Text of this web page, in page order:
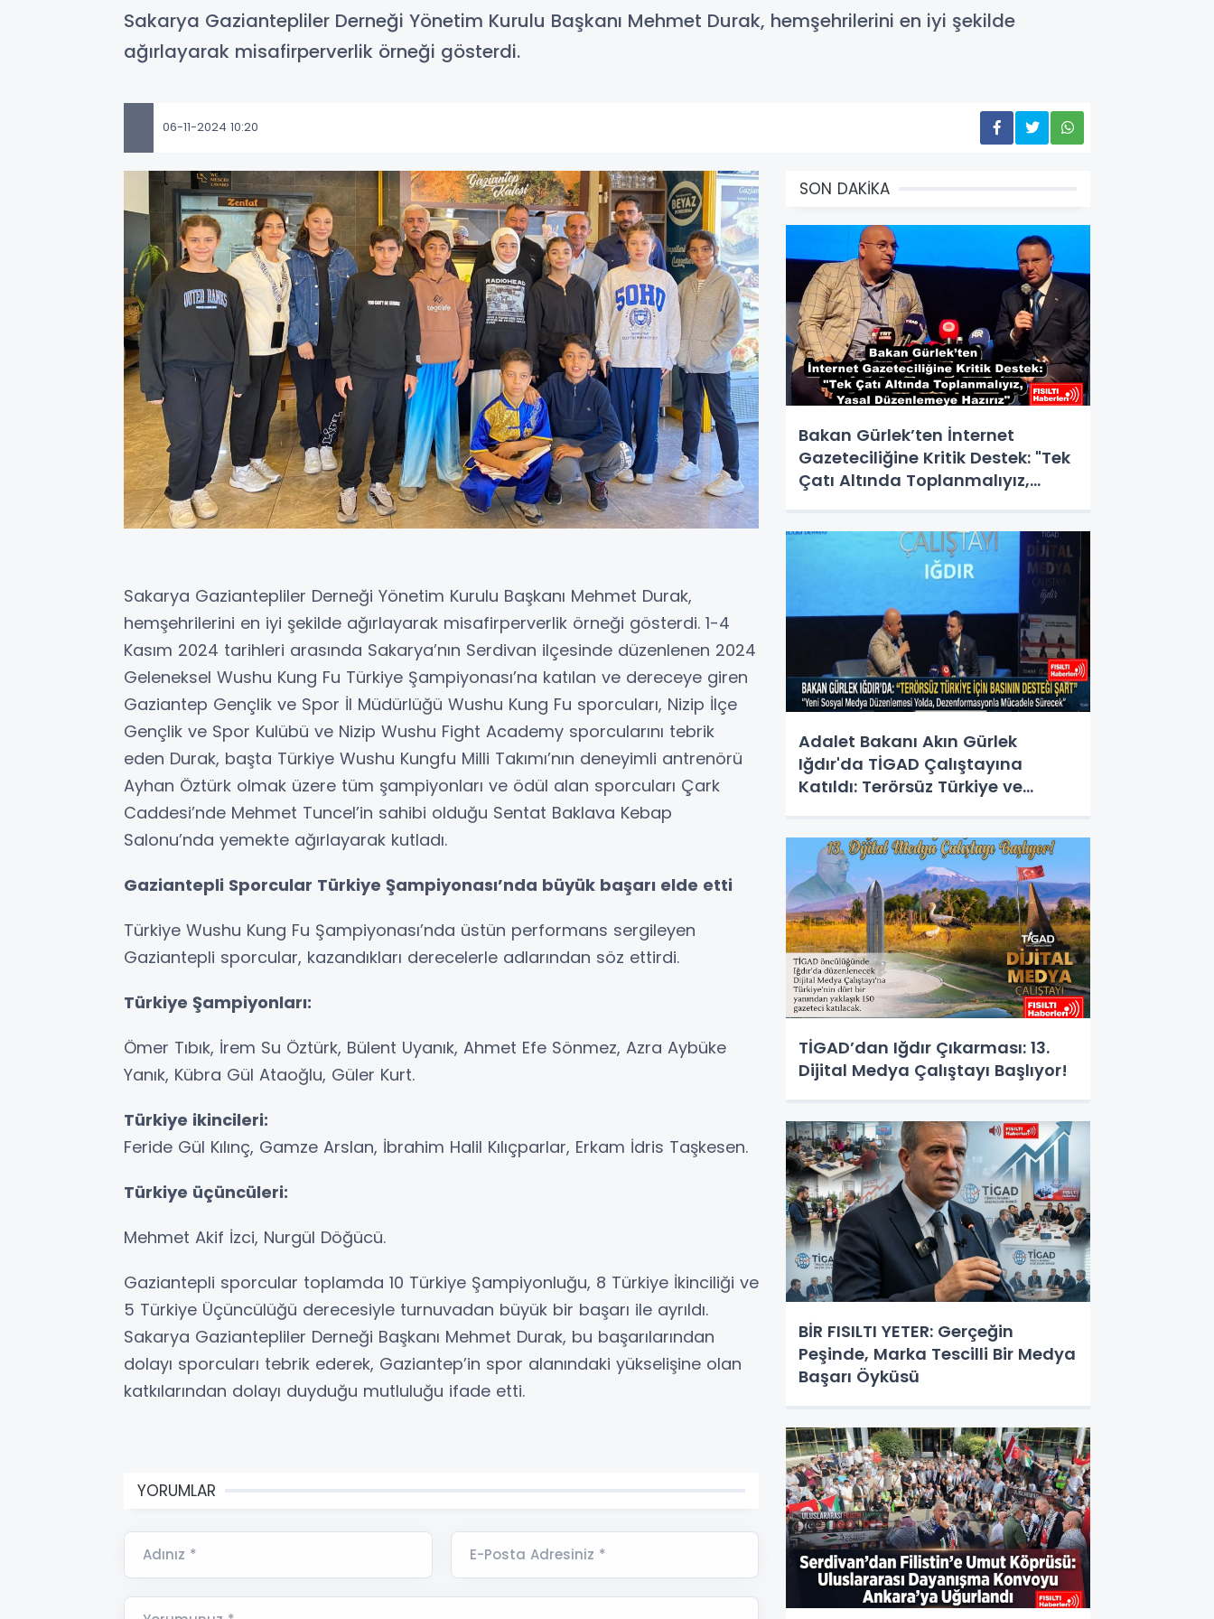
Sakarya Gaziantepliler Derneği Yönetim Kurulu Başkanı Mehmet Durak, hemşehrilerini en iyi şekilde
ağırlayarak misafirperverlik örneği gösterdi.
06-11-2024 10:20
Sakarya Gaziantepliler Derneği Yönetim Kurulu Başkanı Mehmet Durak,
hemşehrilerini en iyi şekilde ağırlayarak misafirperverlik örneği gösterdi. 1-4
Kasım 2024 tarihleri arasında Sakarya’nın Serdivan ilçesinde düzenlenen 2024
Geleneksel Wushu Kung Fu Türkiye Şampiyonası’na katılan ve dereceye giren
Gaziantep Gençlik ve Spor İl Müdürlüğü Wushu Kung Fu sporcuları, Nizip İlçe
Gençlik ve Spor Kulübü ve Nizip Wushu Fight Academy sporcularını tebrik
eden Durak, başta Türkiye Wushu Kungfu Milli Takımı’nın deneyimli antrenörü
Ayhan Öztürk olmak üzere tüm şampiyonları ve ödül alan sporcuları Çark
Caddesi’nde Mehmet Tuncel’in sahibi olduğu Sentat Baklava Kebap
Salonu’nda yemekte ağırlayarak kutladı.
Gaziantepli Sporcular Türkiye Şampiyonası’nda büyük başarı elde etti
Türkiye Wushu Kung Fu Şampiyonası’nda üstün performans sergileyen
Gaziantepli sporcular, kazandıkları derecelerle adlarından söz ettirdi.
Türkiye Şampiyonları:
Ömer Tıbık, İrem Su Öztürk, Bülent Uyanık, Ahmet Efe Sönmez, Azra Aybüke
Yanık, Kübra Gül Ataoğlu, Güler Kurt.
Türkiye ikincileri:
Feride Gül Kılınç, Gamze Arslan, İbrahim Halil Kılıçparlar, Erkam İdris Taşkesen.
Türkiye üçüncüleri:
Mehmet Akif İzci, Nurgül Döğücü.
Gaziantepli sporcular toplamda 10 Türkiye Şampiyonluğu, 8 Türkiye İkinciliği ve
5 Türkiye Üçüncülüğü derecesiyle turnuvadan büyük bir başarı ile ayrıldı.
Sakarya Gaziantepliler Derneği Başkanı Mehmet Durak, bu başarılarından
dolayı sporcuları tebrik ederek, Gaziantep’in spor alanındaki yükselişine olan
katkılarından dolayı duyduğu mutluluğu ifade etti.
YORUMLAR
Adınız * E-Posta Adresiniz *
SON DAKİKA
Bakan Gürlek’ten İnternet
Gazeteciliğine Kritik Destek: "Tek
Çatı Altında Toplanmalıyız,
Adalet Bakanı Akın Gürlek
Iğdır'da TİGAD Çalıştayına
Katıldı: Terörsüz Türkiye ve
TİGAD’dan Iğdır Çıkarması: 13.
Dijital Medya Çalıştayı Başlıyor!
BİR FISILTI YETER: Gerçeğin
Peşinde, Marka Tescilli Bir Medya
Başarı Öyküsü